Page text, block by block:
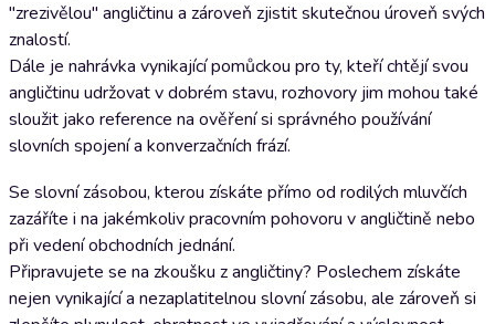
"zrezivělou" angličtinu a zároveň zjistit skutečnou úroveň svých
znalostí.
Dále je nahrávka vynikající pomůckou pro ty, kteří chtějí svou
angličtinu udržovat v dobrém stavu, rozhovory jim mohou také
sloužit jako reference na ověření si správného používání
slovních spojení a konverzačních frází.
Se slovní zásobou, kterou získáte přímo od rodilých mluvčích
zazáříte i na jakémkoliv pracovním pohovoru v angličtině nebo
při vedení obchodních jednání.
Připravujete se na zkoušku z angličtiny? Poslechem získáte
nejen vynikající a nezaplatitelnou slovní zásobu, ale zároveň si